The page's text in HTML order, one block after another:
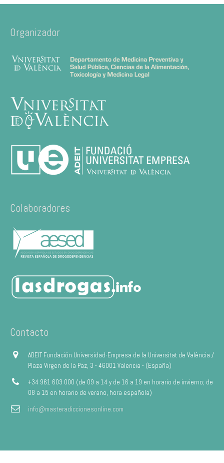
Organizador
Colaboradores
Contacto
ADEIT Fundación Universidad-Empresa de la Universitat de València /
Plaza Virgen de la Paz, 3 - 46001 Valencia - (España)
+34 961 603 000 (de 09 a 14 y de 16 a 19 en horario de invierno; de
08 a 15 en horario de verano, hora española)
info@masteradiccionesonline.com